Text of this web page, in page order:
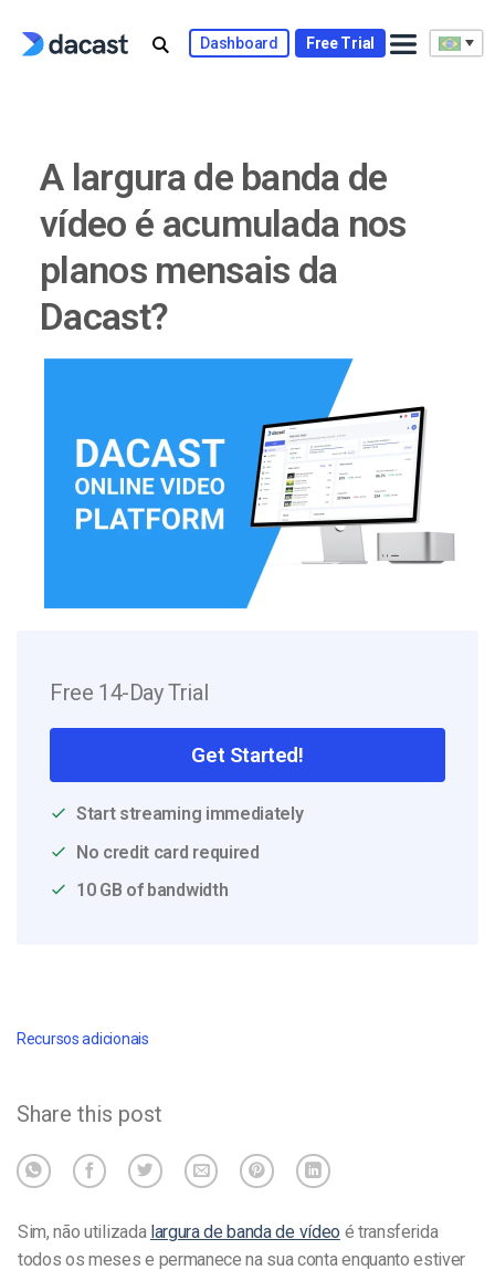
Dashboard Free Trial
A largura de banda de
vídeo é acumulada nos
planos mensais da
Dacast?
Free 14-Day Trial
Get Started!
Start streaming immediately
No credit card required
10 GB of bandwidth
Recursos adicionais
Share this post
Sim, não utilizada largura de banda de vídeo é transferida
todos os meses e permanece na sua conta enquanto estiver